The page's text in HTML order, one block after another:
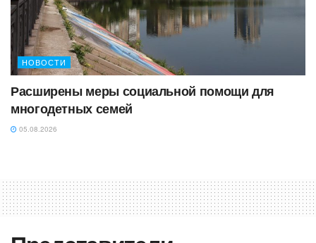
НОВОСТИ
Расширены меры социальной помощи для
многодетных семей
05.08.2026